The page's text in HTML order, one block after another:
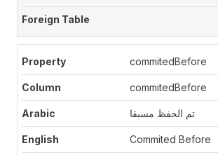
commitedBefore
commitedBefore
تم الحفظ مسبقا
Commited Before